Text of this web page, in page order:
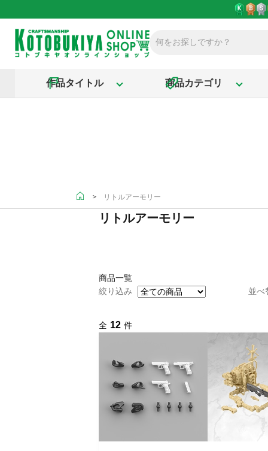
作品タイトル 商品カテゴリ
＞ リトルアーモリー
リトルアーモリー
商品一覧
絞り込み
並べ
全 12 件